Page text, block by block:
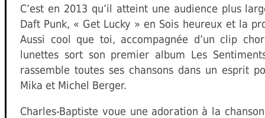
C’est en 2013 qu’il atteint une audience plus
Daft Punk, « Get Lucky » en Sois heureux et la
Aussi cool que toi, accompagnée d’un clip
lunettes sort son premier album Les
rassemble toutes ses chansons dans un esprit
Mika et Michel Berger.
Charles-Baptiste voue une adoration à la